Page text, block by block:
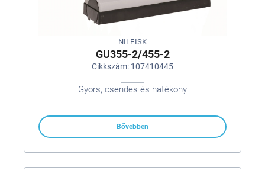
NILFISK
GU355-2/455-2
Cikkszám: 107410445
Gyors, csendes és hatékony
Bővebben